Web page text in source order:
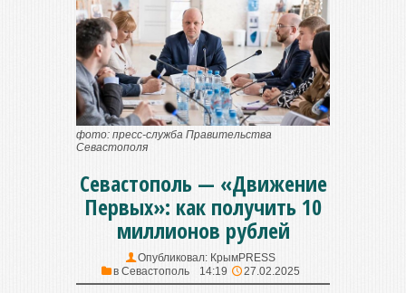
фото: пресс-служба Правительства
Севастополя
Севастополь — «Движение
Первых»: как получить 10
миллионов рублей
Опубликовал: КрымPRESS
в Севастополь 14:19 27.02.2025